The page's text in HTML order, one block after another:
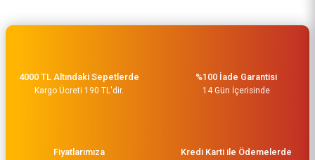
4000 TL Altındaki Sepetlerde
Kargo Ücreti 190 TL'dir.
%100 İade Garantisi
14 Gün İçerisinde
Fiyatlarımıza Kredi Karti ile Ödemelerde